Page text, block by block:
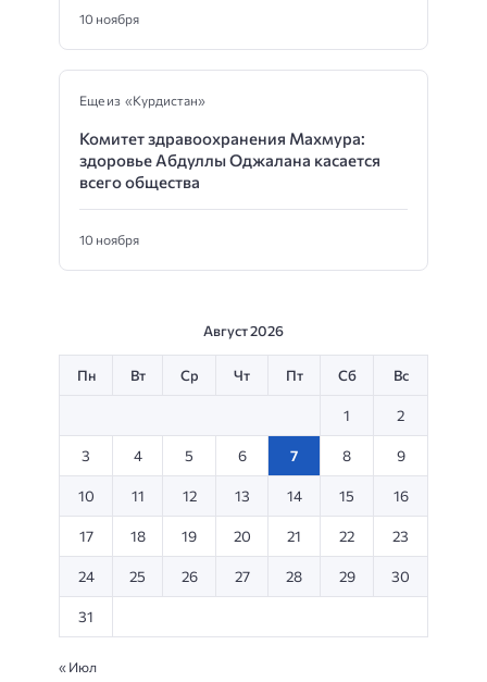
10 ноября
Еще из «Курдистан»
Комитет здравоохранения Махмура:
здоровье Абдуллы Оджалана касается
всего общества
10 ноября
Август 2026
Пн Вт Ср Чт Пт Сб Вс
1 2
3 4 5 6 7 8 9
10 11 12 13 14 15 16
17 18 19 20 21 22 23
24 25 26 27 28 29 30
31
« Июл